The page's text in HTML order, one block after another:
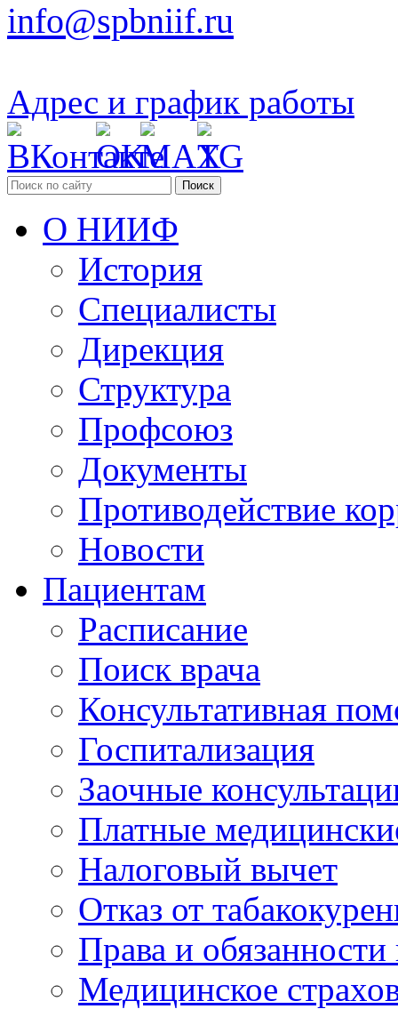
info@spbniif.ru
Адрес и график работы
Поиск
О НИИФ
История
Специалисты
Дирекция
Структура
Профсоюз
Документы
Противодействие
Новости
Пациентам
Расписание
Поиск врача
Консультативная
Госпитализация
Заочные
Платные
Налоговый вычет
Отказ от
Права и
Медицинское